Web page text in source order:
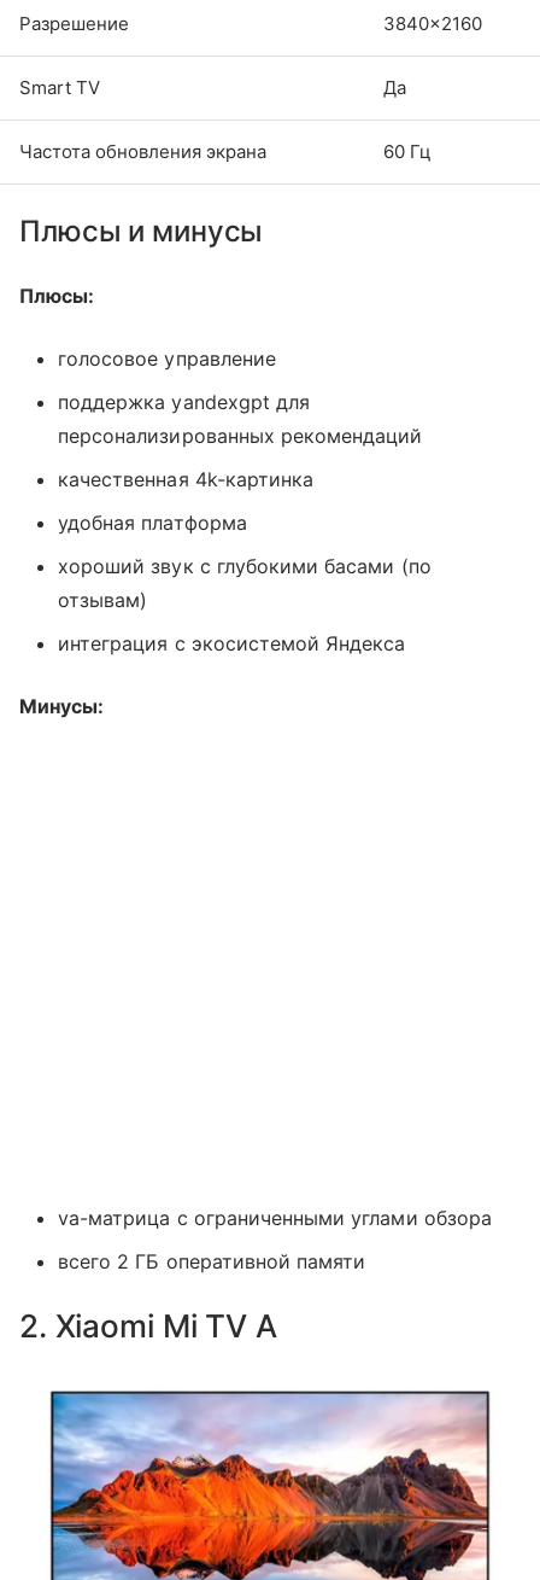
Разрешение 3840x2160
Smart TV Да
Частота обновления экрана 60 Гц
Плюсы и минусы
Плюсы:
голосовое управление
поддержка yandexgpt для
персонализированных рекомендаций
качественная 4k-картинка
удобная платформа
хороший звук с глубокими басами (по
отзывам)
интеграция с экосистемой Яндекса
Минусы:
va-матрица с ограниченными углами обзора
всего 2 ГБ оперативной памяти
2. Xiaomi Mi TV A